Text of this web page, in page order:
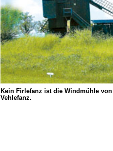
Kein Firlefanz ist die Windmühle von
Vehlefanz.